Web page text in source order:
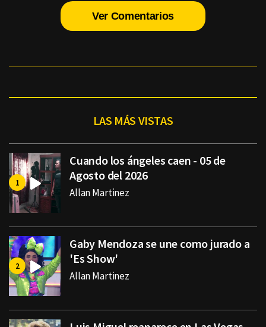
Ver Comentarios
LAS MÁS VISTAS
Cuando los ángeles caen - 05 de
Agosto del 2026
Allan Martinez
Gaby Mendoza se une como jurado a
'Es Show'
Allan Martinez